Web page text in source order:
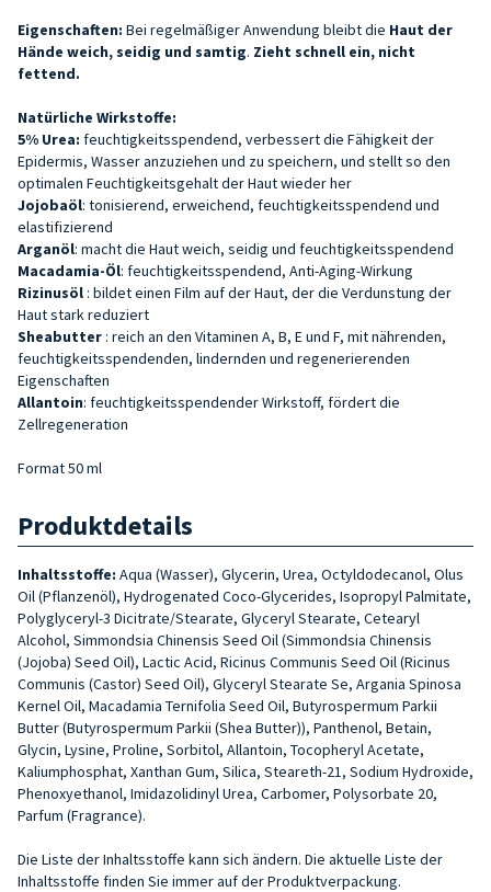
Eigenschaften: Bei regelmäßiger Anwendung bleibt die Haut der
Hände weich, seidig und samtig. Zieht schnell ein, nicht
fettend.
Natürliche Wirkstoffe:
5% Urea: feuchtigkeitsspendend, verbessert die Fähigkeit der
Epidermis, Wasser anzuziehen und zu speichern, und stellt so den
optimalen Feuchtigkeitsgehalt der Haut wieder her
Jojobaöl: tonisierend, erweichend, feuchtigkeitsspendend und
elastifizierend
Arganöl: macht die Haut weich, seidig und feuchtigkeitsspendend
Macadamia-Öl: feuchtigkeitsspendend, Anti-Aging-Wirkung
Rizinusöl : bildet einen Film auf der Haut, der die Verdunstung der
Haut stark reduziert
Sheabutter : reich an den Vitaminen A, B, E und F, mit nährenden,
feuchtigkeitsspendenden, lindernden und regenerierenden
Eigenschaften
Allantoin: feuchtigkeitsspendender Wirkstoff, fördert die
Zellregeneration
Format 50 ml
Produktdetails
Inhaltsstoffe: Aqua (Wasser), Glycerin, Urea, Octyldodecanol, Olus
Oil (Pflanzenöl), Hydrogenated Coco-Glycerides, Isopropyl Palmitate,
Polyglyceryl-3 Dicitrate/Stearate, Glyceryl Stearate, Cetearyl
Alcohol, Simmondsia Chinensis Seed Oil (Simmondsia Chinensis
(Jojoba) Seed Oil), Lactic Acid, Ricinus Communis Seed Oil (Ricinus
Communis (Castor) Seed Oil), Glyceryl Stearate Se, Argania Spinosa
Kernel Oil, Macadamia Ternifolia Seed Oil, Butyrospermum Parkii
Butter (Butyrospermum Parkii (Shea Butter)), Panthenol, Betain,
Glycin, Lysine, Proline, Sorbitol, Allantoin, Tocopheryl Acetate,
Kaliumphosphat, Xanthan Gum, Silica, Steareth-21, Sodium Hydroxide,
Phenoxyethanol, Imidazolidinyl Urea, Carbomer, Polysorbate 20,
Parfum (Fragrance).
Die Liste der Inhaltsstoffe kann sich ändern. Die aktuelle Liste der
Inhaltsstoffe finden Sie immer auf der Produktverpackung.